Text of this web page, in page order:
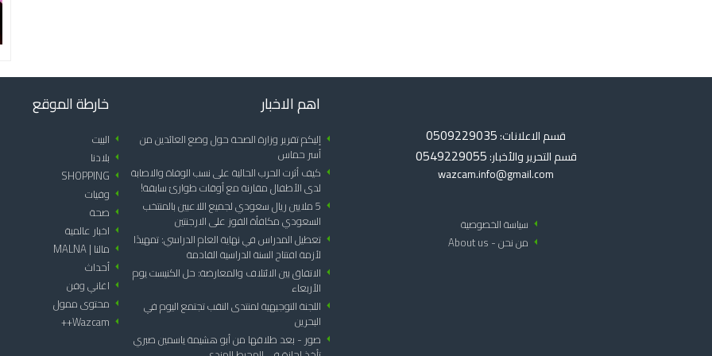
قسم الاعلانات: 0509229035
قسم التحرير والأخبار: 0549229055
wazcam.info@gmail.com
arrow_left سياسة الخصوصية
arrow_left من نحن - About us
اهم الاخبار
arrow_left إليكم تقرير وزارة الصحة حول وضع العائدين من
أسر حماس
arrow_left كيف أثرت الحرب الحالية على نسب الوفاة والاصابة
لدى الأطفال مقارنة مع أوقات طوارئ سابقة!
arrow_left 5 ملايين ريال سعودي لجميع اللاعبين بالمنتخب
السعودي مكافأة الفوز على الارجنتين
arrow_left تعطيل المدراس في نهاية العام الدراسي: تمهيدًا
لأزمة افتتاح السنة الدراسية القادمة
arrow_left الاتفاق بين الائتلاف والمعارضة: حل الكنيست يوم
الأربعاء
arrow_left اللجنة التوجيهية لمنتدى النقب تجتمع اليوم في
البحرين
arrow_left صور - بعد طلاقها من أبو هشيمة ياسمين صبري
خارطة الموقع
arrow_left البيت
arrow_left بلادنا
arrow_left
SHOPPING
arrow_left وفيات
arrow_left صحة
arrow_left اخبار عالمية
arrow_left مالنا | MALNA
arrow_leftأحداث
arrow_left اغاني وفن
arrow_left محتوى ممول
arrow_left
Wazcam++